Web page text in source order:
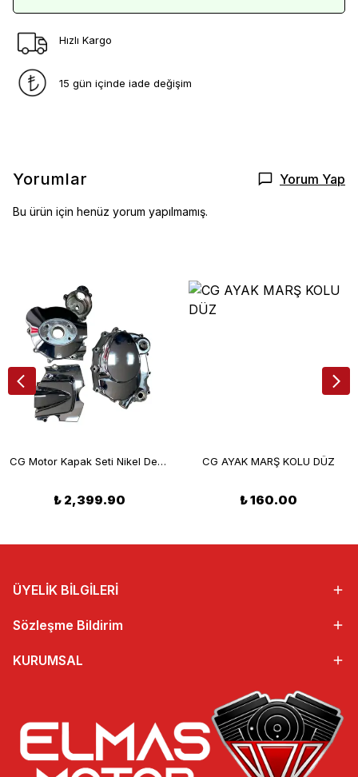
Hızlı Kargo
15 gün içinde iade değişim
Yorumlar Yorum Yap
Bu ürün için henüz yorum yapılmamış.
CG Motor Kapak Seti Nikel Debriyaj Statör Ön Dişli
₺ 2,399.90
CG AYAK MARŞ KOLU DÜZ
₺ 160.00
ÜYELİK BİLGİLERİ
Sözleşme Bildirim
KURUMSAL